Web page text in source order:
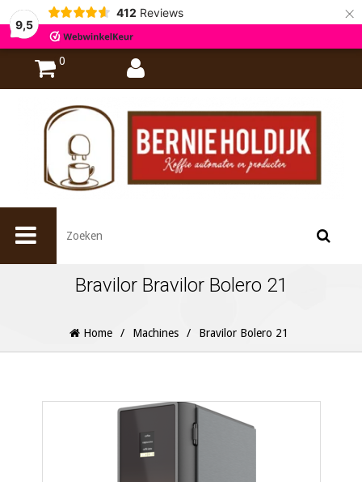
9,5
412 Reviews ×
0
Bravilor Bravilor Bolero 21
Home / Machines / Bravilor Bolero 21